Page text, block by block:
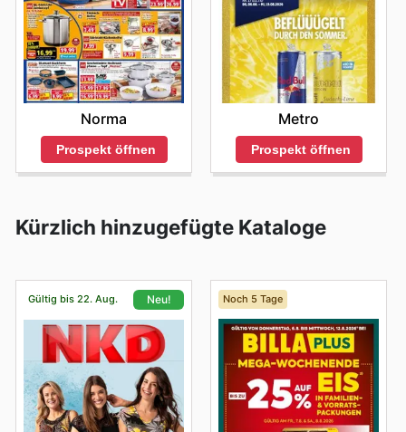
Norma
Prospekt öffnen
Metro
Prospekt öffnen
Kürzlich hinzugefügte Kataloge
Gültig bis 22. Aug. Neu! Noch 5 Tage